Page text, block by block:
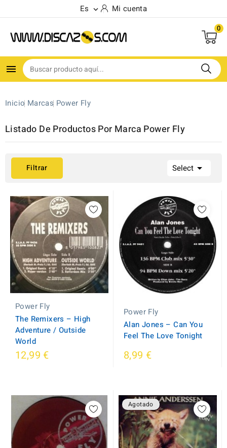
Es  Mi cuenta
0

Inicio Marcas Power Fly
Listado De Productos Por Marca Power Fly
Filtrar
(1)
Select 
Power Fly
The Remixers ‎– High
Adventure / Outside
World
12,99 €
Power Fly
Alan Jones ‎– Can You
Feel The Love Tonight
8,99 €
Agotado